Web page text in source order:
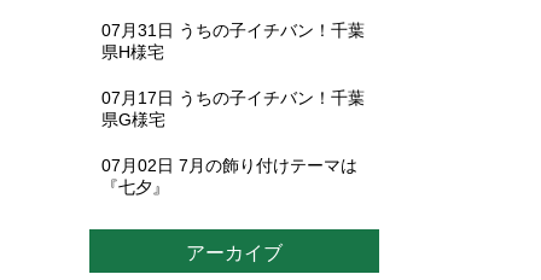
07月31日 うちの子イチバン！千葉
県H様宅
07月17日 うちの子イチバン！千葉
県G様宅
07月02日 7月の飾り付けテーマは
『七夕』
アーカイブ